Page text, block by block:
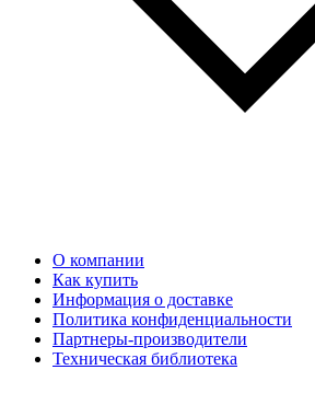
О компании
Как купить
Информация о доставке
Политика конфиденциальности
Партнеры-производители
Техническая библиотека